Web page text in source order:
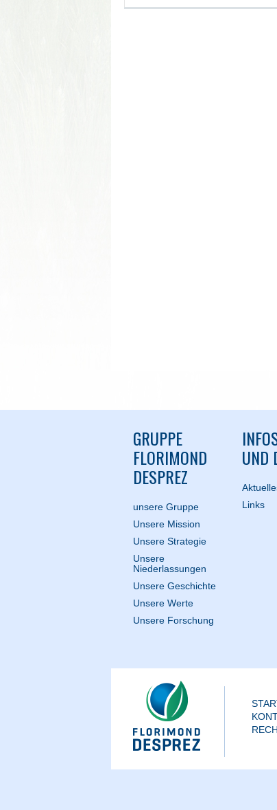
GRUPPE
FLORIMOND
DESPREZ
unsere Gruppe
Unsere Mission
Unsere Strategie
Unsere
Niederlassungen
Unsere Geschichte
Unsere Werte
Unsere Forschung
UND
Links